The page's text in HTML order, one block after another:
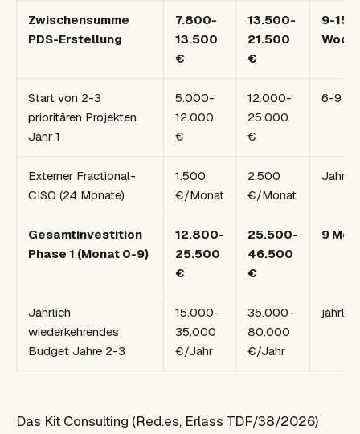
Zwischensumme
PDS-Erstellung
7.800-
13.500
€
13.500-
21.500
€
9-15
Start von 2-3
prioritären Projekten
Jahr 1
5.000-
12.000
€
12.000-
25.000
€
6-9
Externer Fractional-
CISO (24 Monate)
1.500
€/Monat
2.500
€/Monat
Gesamtinvestition
Phase 1 (Monat 0-9)
12.800-
25.500
€
25.500-
46.500
€
9
Jährlich
wiederkehrendes
Budget Jahre 2-3
15.000-
35.000
€/Jahr
35.000-
80.000
€/Jahr
jährlich
Das Kit Consulting (Red.es, Erlass TDF/38/2026)